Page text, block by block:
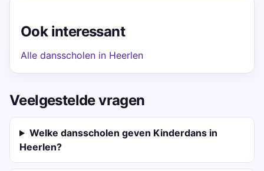
Ook interessant
Alle dansscholen in Heerlen
Veelgestelde vragen
Welke dansscholen geven Kinderdans in
Heerlen?